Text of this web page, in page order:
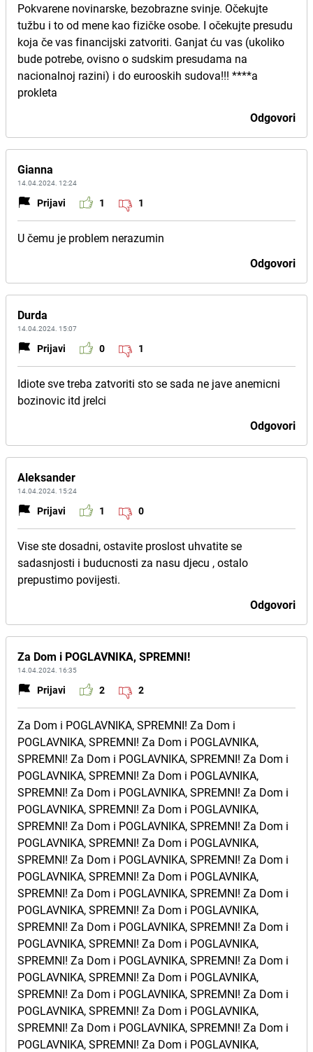
Pokvarene novinarske, bezobrazne svinje. Očekujte
tužbu i to od mene kao fizičke osobe. I očekujte presudu
koja če vas financijski zatvoriti. Ganjat ću vas (ukoliko
bude potrebe, ovisno o sudskim presudama na
nacionalnoj razini) i do eurooskih sudova!!! ****a
prokleta
Odgovori
Gianna
14.04.2024. 12:24
Prijavi 1 1
U čemu je problem nerazumin
Odgovori
Durda
14.04.2024. 15:07
Prijavi 0 1
Idiote sve treba zatvoriti sto se sada ne jave anemicni
bozinovic itd jrelci
Odgovori
Aleksander
14.04.2024. 15:24
Prijavi 1 0
Vise ste dosadni, ostavite proslost uhvatite se
sadasnjosti i buducnosti za nasu djecu , ostalo
prepustimo povijesti.
Odgovori
Za Dom i POGLAVNIKA, SPREMNI!
14.04.2024. 16:35
Prijavi 2 2
Za Dom i POGLAVNIKA, SPREMNI! Za Dom i
POGLAVNIKA, SPREMNI! Za Dom i POGLAVNIKA,
SPREMNI! Za Dom i POGLAVNIKA, SPREMNI! Za Dom i
POGLAVNIKA, SPREMNI! Za Dom i POGLAVNIKA,
SPREMNI! Za Dom i POGLAVNIKA, SPREMNI! Za Dom i
POGLAVNIKA, SPREMNI! Za Dom i POGLAVNIKA,
SPREMNI! Za Dom i POGLAVNIKA, SPREMNI! Za Dom i
POGLAVNIKA, SPREMNI! Za Dom i POGLAVNIKA,
SPREMNI! Za Dom i POGLAVNIKA, SPREMNI! Za Dom i
POGLAVNIKA, SPREMNI! Za Dom i POGLAVNIKA,
SPREMNI! Za Dom i POGLAVNIKA, SPREMNI! Za Dom i
POGLAVNIKA, SPREMNI! Za Dom i POGLAVNIKA,
SPREMNI! Za Dom i POGLAVNIKA, SPREMNI! Za Dom i
POGLAVNIKA, SPREMNI! Za Dom i POGLAVNIKA,
SPREMNI! Za Dom i POGLAVNIKA, SPREMNI! Za Dom i
POGLAVNIKA, SPREMNI! Za Dom i POGLAVNIKA,
SPREMNI! Za Dom i POGLAVNIKA, SPREMNI! Za Dom i
POGLAVNIKA, SPREMNI! Za Dom i POGLAVNIKA,
SPREMNI! Za Dom i POGLAVNIKA, SPREMNI! Za Dom i
POGLAVNIKA, SPREMNI! Za Dom i POGLAVNIKA,